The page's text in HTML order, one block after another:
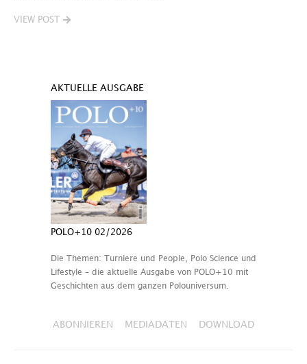
VIEW POST
AKTUELLE AUSGABE
POLO+10 02/2026
Die Themen: Turniere und People, Polo Science und
Lifestyle – die aktuelle Ausgabe von POLO+10 mit
Geschichten aus dem ganzen Polouniversum.
ABONNIEREN MEDIADATEN DOWNLOAD